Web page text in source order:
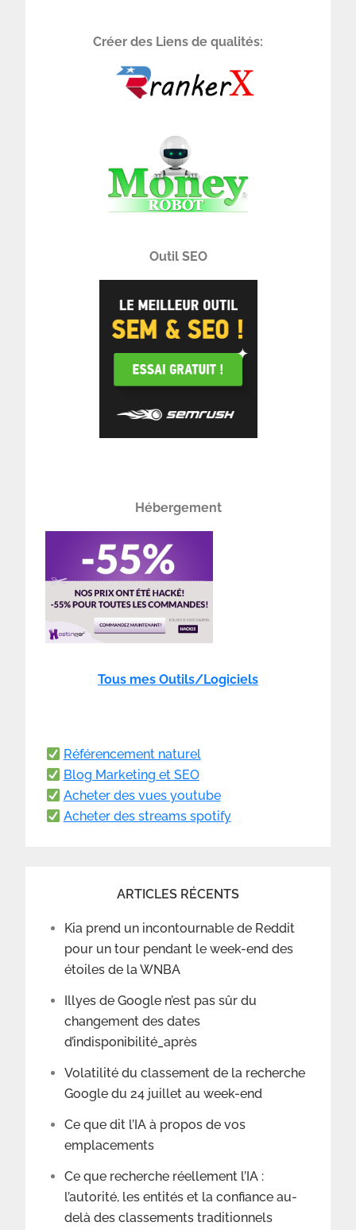
Créer des Liens de qualités:
Outil SEO
Hébergement
Tous mes Outils/Logiciels
Référencement naturel
Blog Marketing et SEO
Acheter des vues youtube
Acheter des streams spotify
ARTICLES RÉCENTS
Kia prend un incontournable de Reddit
pour un tour pendant le week-end des
étoiles de la WNBA
Illyes de Google n’est pas sûr du
changement des dates
d’indisponibilité_après
Volatilité du classement de la recherche
Google du 24 juillet au week-end
Ce que dit l’IA à propos de vos
emplacements
Ce que recherche réellement l’IA :
l’autorité, les entités et la confiance au-
delà des classements traditionnels